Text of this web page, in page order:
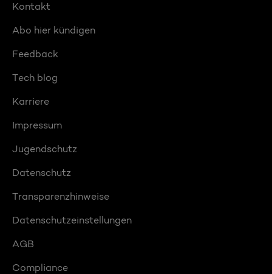
Kontakt
Abo hier kündigen
Feedback
Tech blog
Karriere
Impressum
Jugendschutz
Datenschutz
Transparenzhinweise
Datenschutzeinstellungen
AGB
Compliance